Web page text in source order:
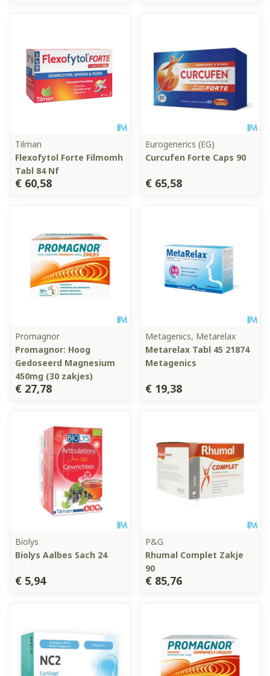
Tilman
Flexofytol Forte Filmomh
Tabl 84 Nf
€ 60,58
Eurogenerics (EG)
Curcufen Forte Caps 90
€ 65,58
Promagnor
Promagnor: Hoog
Gedoseerd Magnesium
450mg (30 zakjes)
€ 27,78
Metagenics, Metarelax
Metarelax Tabl 45 21874
Metagenics
€ 19,38
Biolys
Biolys Aalbes Sach 24
€ 5,94
P&G
Rhumal Complet Zakje
90
€ 85,76